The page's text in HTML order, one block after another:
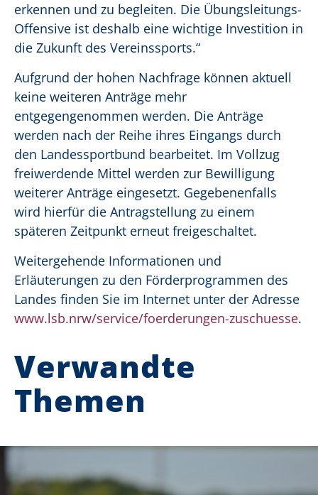
erkennen und zu begleiten. Die Übungsleitungs-
Offensive ist deshalb eine wichtige Investition in
die Zukunft des Vereinssports.“
Aufgrund der hohen Nachfrage können aktuell
keine weiteren Anträge mehr
entgegengenommen werden. Die Anträge
werden nach der Reihe ihres Eingangs durch
den Landessportbund bearbeitet. Im Vollzug
freiwerdende Mittel werden zur Bewilligung
weiterer Anträge eingesetzt. Gegebenenfalls
wird hierfür die Antragstellung zu einem
späteren Zeitpunkt erneut freigeschaltet.
Weitergehende Informationen und
Erläuterungen zu den Förderprogrammen des
Landes finden Sie im Internet unter der Adresse
www.lsb.nrw/service/foerderungen-zuschuesse.
Verwandte
Themen